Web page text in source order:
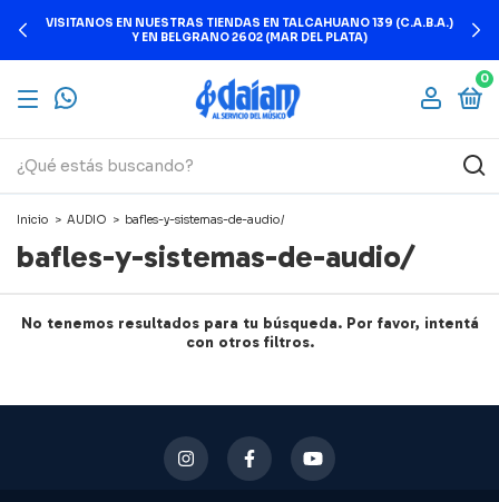
VISITANOS EN NUESTRAS TIENDAS EN TALCAHUANO 139 (C.A.B.A.)
Y EN BELGRANO 2602 (MAR DEL PLATA)
0
Inicio > AUDIO > bafles-y-sistemas-de-audio/
bafles-y-sistemas-de-audio/
No tenemos resultados para tu búsqueda. Por favor, intentá
con otros filtros.